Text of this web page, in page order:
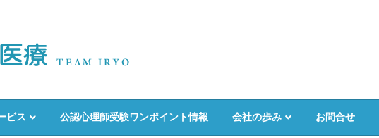
ビス 公認心理師受験ワンポイント情報 会社の歩み お問合せ